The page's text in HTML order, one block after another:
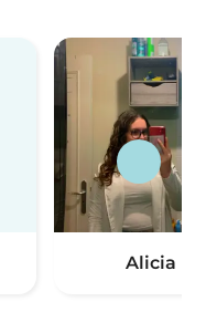
Alicia